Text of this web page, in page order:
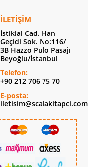
İLETIŞIM
İstiklal Cad. Han
Geçidi Sok. No:116/
3B Hazzo Pulo Pasajı
Beyoğlu/İstanbul
Telefon:
+90 212 706 75 70
E-posta:
iletisim@scalakitapci.com